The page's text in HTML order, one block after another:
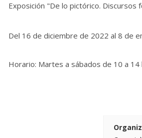
Exposición "De lo pictórico.
Del 16 de diciembre de 2022 al 8 de
Horario: Martes a sábados de 10 a